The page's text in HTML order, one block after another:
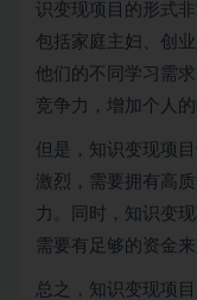
识变现项目的形式
包括家庭主妇、创
他们的不同学习需
竞争力，增加个人
但是，知识变现项
激烈，需要拥有高
力。同时，知识变
需要有足够的资金
总之，知识变现项